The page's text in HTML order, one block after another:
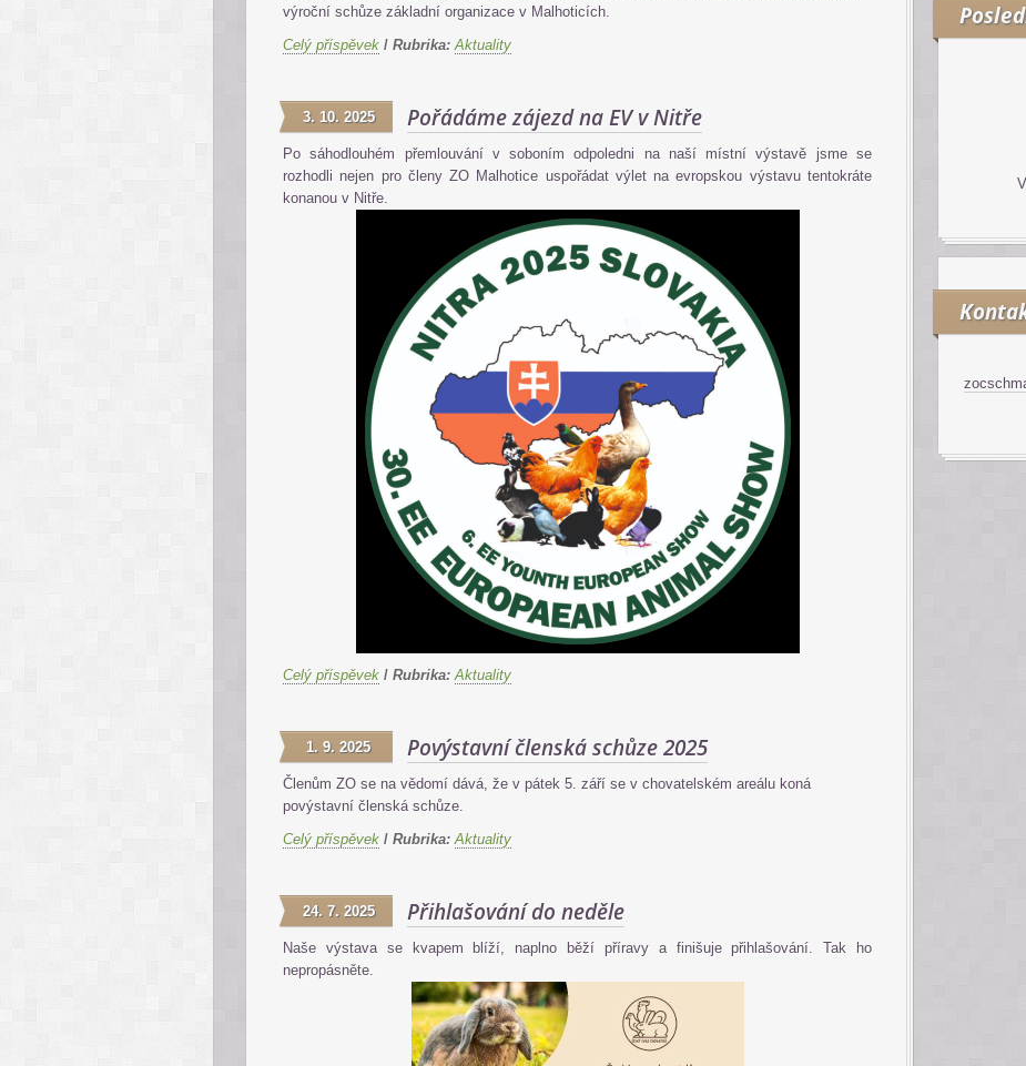
výroční schůze základní organizace v Malhoticích.
Celý příspěvek / Rubrika: Aktuality
Pořádáme zájezd na EV v Nitře
3. 10. 2025
Po sáhodlouhém přemlouvání v soboním odpoledni na naší místní výstavě jsme se
rozhodli nejen pro členy ZO Malhotice uspořádat výlet na evropskou výstavu tentokráte
konanou v Nitře.
Celý příspěvek / Rubrika: Aktuality
Povýstavní členská schůze 2025
1. 9. 2025
Členům ZO se na vědomí dává, že v pátek 5. září se v chovatelském areálu koná
povýstavní členská schůze.
Celý příspěvek / Rubrika: Aktuality
Přihlašování do neděle
24. 7. 2025
Naše výstava se kvapem blíží, naplno běží příravy a finišuje přihlašování. Tak ho
nepropásněte.